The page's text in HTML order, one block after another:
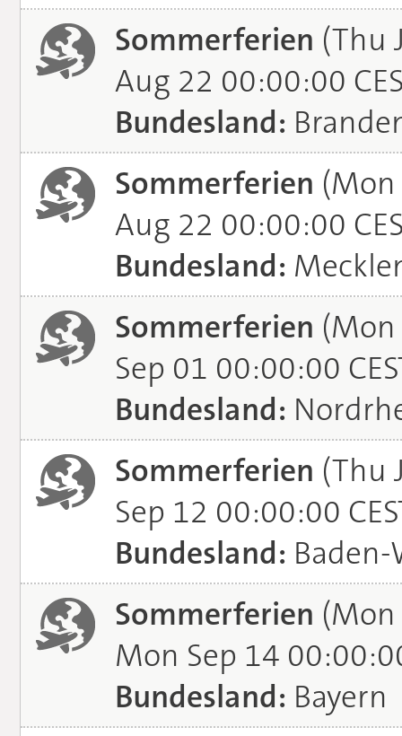
Sommerferien (Thu
Aug 22 00:00:00
Bundesland:
Sommerferien (Mon
Aug 22 00:00:00
Bundesland:
Sommerferien (Mon
Sep 01 00:00:00
Bundesland:
Sommerferien (Thu
Sep 12 00:00:00
Bundesland:
Sommerferien (Mon
Mon Sep 14
Bundesland: Bayern